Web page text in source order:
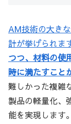
AM技術の大き
計が挙げられま
つつ、材料の使
時に満たすこと
難しかった複雑
製品の軽量化、
能を実現します。